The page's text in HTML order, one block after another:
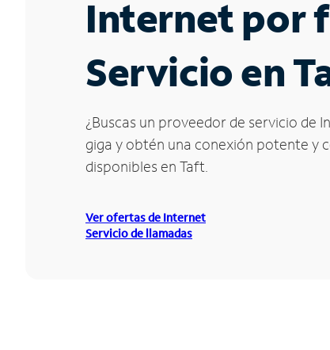
Internet por
Servicio en
¿Buscas un proveedor de servicio de
giga y obtén una conexión potente y
disponibles en Taft.
Ver ofertas de Internet
Servicio de llamadas